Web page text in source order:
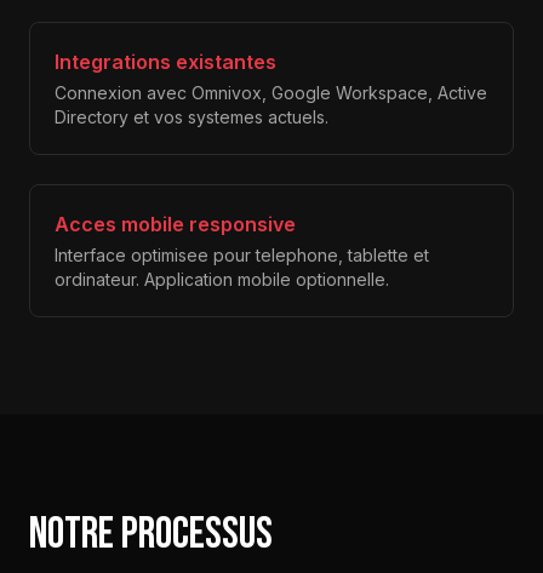
Integrations existantes
Connexion avec Omnivox, Google Workspace, Active
Directory et vos systemes actuels.
Acces mobile responsive
Interface optimisee pour telephone, tablette et
ordinateur. Application mobile optionnelle.
Notre processus